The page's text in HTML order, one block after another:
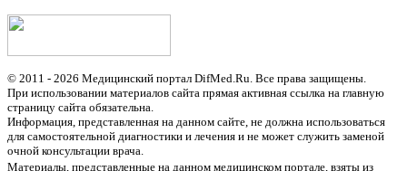
© 2011 - 2026 Медицинский портал DifMed.Ru. Все права защищены.
При использовании материалов сайта прямая активная ссылка на главную
страницу сайта обязательна.
Информация, представленная на данном сайте, не должна использоваться
для самостоятельной диагностики и лечения и не может служить заменой
очной консультации врача.
Материалы, представленные на данном медицинском портале, взяты из